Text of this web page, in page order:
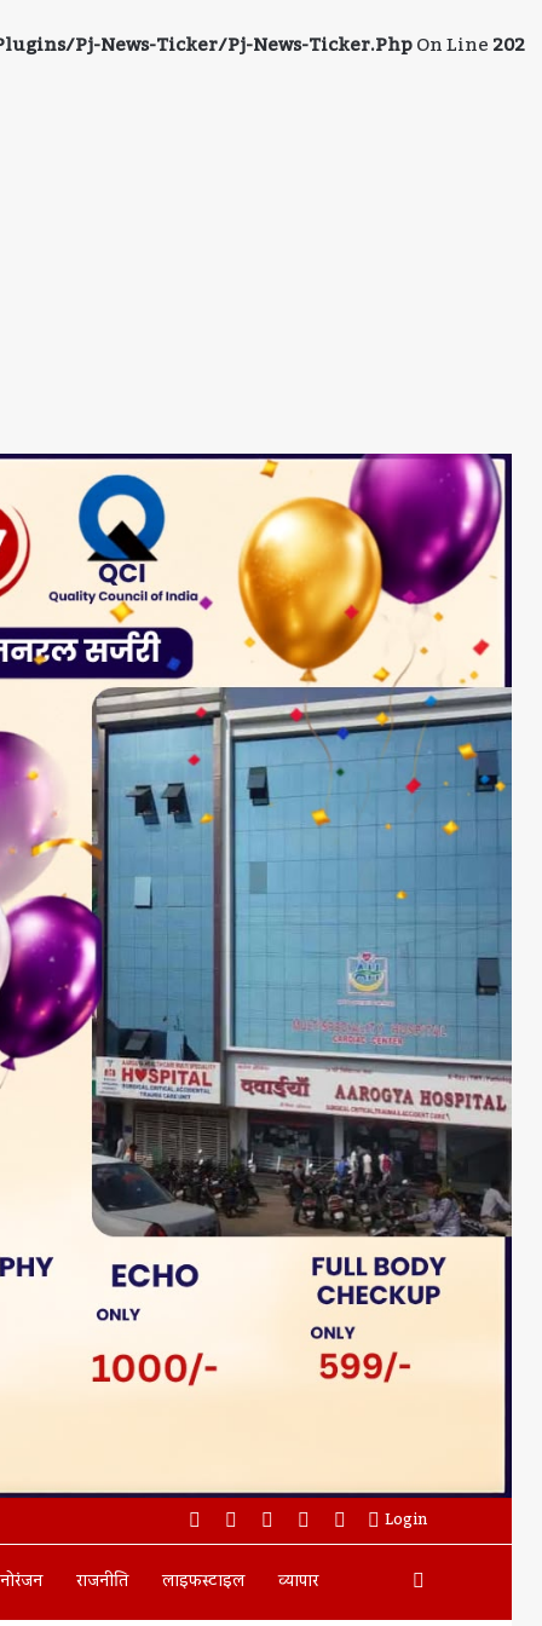
pj-News-Ticker/pj-News-Ticker.phpOn Line202
Login
WhatsApp
Instagram
YouTube
Twitter
Facebook
राजनीति लाइफस्टाइल व्यापार